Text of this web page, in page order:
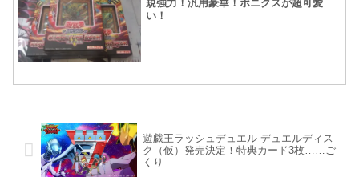
規強力！汎用豪華！ポニクスが超可愛
い！
遊戯王ラッシュデュエル デュエルディス
ク（仮）発売決定！特典カード3枚……ご
くり